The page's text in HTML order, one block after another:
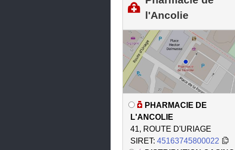
l'Ancolie
PHARMACIE DE
L'ANCOLIE
41, ROUTE D'URIAGE
SIRET: 45163745800022